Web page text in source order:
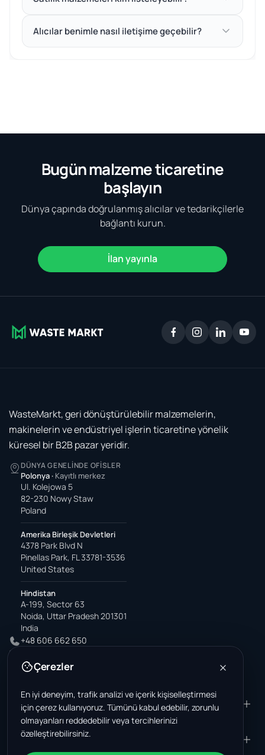
Alıcılar benimle nasıl iletişime geçebilir?
Bugün malzeme ticaretine
başlayın
Dünya çapında doğrulanmış alıcılar ve tedarikçilerle
bağlantı kurun.
İlan yayınla
WasteMarkt, geri dönüştürülebilir malzemelerin,
makinelerin ve endüstriyel işlerin ticaretine yönelik
küresel bir B2B pazar yeridir.
DÜNYA GENELINDE OFISLER
Polonya · Kayıtlı merkez
Ul. Kolejowa 5
82-230 Nowy Staw
Poland
Amerika Birleşik Devletleri
4378 Park Blvd N
Pinellas Park, FL 33781-3536
United States
Hindistan
A-199, Sector 63
Noida, Uttar Pradesh 201301
India
+48 606 662 650
office@wastemarkt.com
ÜRÜN
Pazar yeri
Malzemeler - satış
RESOURCES
Supplier Academy
ŞIRKET
Çerezler
En iyi deneyim, trafik analizi ve içerik kişiselleştirmesi
için çerez kullanıyoruz. Tümünü kabul edebilir, zorunlu
olmayanları reddedebilir veya tercihlerinizi
özelleştirebilirsiniz.